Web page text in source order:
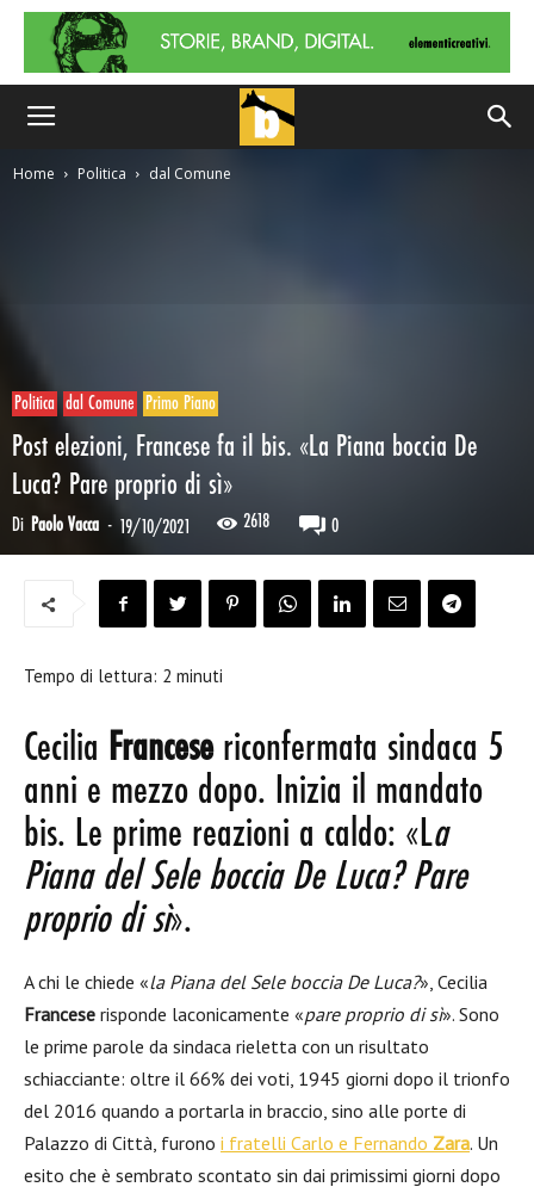
Home Politica dal Comune
Politica dal Comune Primo Piano
Post elezioni, Francese fa il bis. «La Piana boccia De
Luca? Pare proprio di sì»
Di Paolo Vacca - 19/10/2021 2618 0
Tempo di lettura: 2 minuti
Cecilia Francesericonfermata sindaca 5
anni e mezzo dopo. Inizia il mandato
bis. Le prime reazioni a caldo: «La
Piana del Sele boccia De Luca? Pare
proprio di sì».
A chi le chiede «la Piana del Sele boccia De Luca?», Cecilia
Francese risponde laconicamente «pare proprio di sì». Sono
le prime parole da sindaca rieletta con un risultato
schiacciante: oltre il 66% dei voti, 1945 giorni dopo il trionfo
del 2016 quando a portarla in braccio, sino alle porte di
Palazzo di Città, furono i fratelli Carlo e Fernando Zara. Un
esito che è sembrato scontato sin dai primissimi giorni dopo